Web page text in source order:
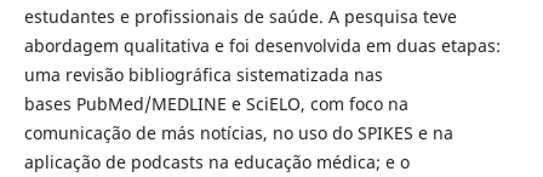
estudantes e profissionais de saúde. A pesquisa teve
abordagem qualitativa e foi desenvolvida em duas etapas:
uma revisão bibliográfica sistematizada nas
bases PubMed/MEDLINE e SciELO, com foco na
comunicação de más notícias, no uso do SPIKES e na
aplicação de podcasts na educação médica; e o